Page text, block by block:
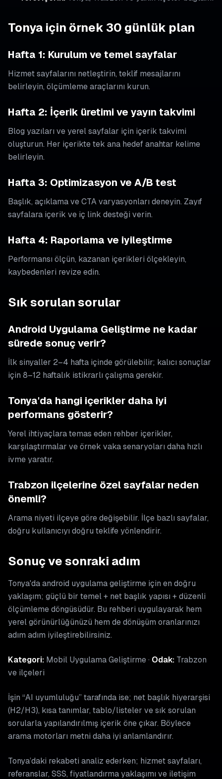
Tonya için örnek 30 günlük plan
Hafta 1: Kurulum ve temel sayfalar
Hizmet sayfalarını netleştirin, teklif mesajlarını
belirleyin, ölçümleme araçlarını kurun.
Hafta 2: İçerik üretimi ve yayın takvimi
Blog yazıları ve yerel sayfalar için içerik takvimi
oluşturun. Her içerikte tek ana hedef anahtar kelime
belirleyin.
Hafta 3: Optimizasyon ve A/B test
Başlık, açıklama ve CTA varyasyonları deneyin. Zayıf
sayfalara içerik ve iç link desteği verin.
Hafta 4: Raporlama ve iyileştirme
Performansı ölçün, kazanan içerikleri ölçekleyin,
kaybedenleri revize edin.
Sık sorulan sorular
Android Uygulama Geliştirme ne kadar
sürede sonuç verir?
İlk sinyaller 2–4 hafta içinde görülebilir; kalıcı sonuçlar
için 8–12 haftalık istikrarlı çalışma gerekir.
Tonya'da hangi içerikler daha iyi
performans gösterir?
Yerel ihtiyaçlara temas eden rehber içerikler,
karşılaştırmalar ve örnek vaka senaryoları daha hızlı
ivme yaratır.
Trabzon ilçelerine özel sayfalar neden
önemli?
Arama niyeti ilçeye göre değişebilir. İlçe bazlı sayfalar,
doğru kullanıcıyı doğru teklife yönlendirir.
Sonuç ve sonraki adım
Tonya'da android uygulama geliştirme için en doğru
yaklaşım; güçlü bir temel + net başlık yapısı + düzenli
ölçümleme döngüsüdür. Bu rehberi uygulayarak hem
yerel görünürlüğünüzü hem de dönüşüm oranlarınızı
adım adım iyileştirebilirsiniz.
Kategori: Mobil Uygulama Geliştirme · Odak: Trabzon
ve ilçeleri
İşin “AI uyumluluğu” tarafında ise; net başlık hiyerarşisi
(H2/H3), kısa tanımlar, tablo/listeler ve sık sorulan
sorularla yapılandırılmış içerik öne çıkar. Böylece
arama motorları metni daha iyi anlamlandırır.
Tonya’daki rekabeti analiz ederken; hizmet sayfaları,
referanslar, SSS, fiyatlandırma yaklaşımı ve iletişim